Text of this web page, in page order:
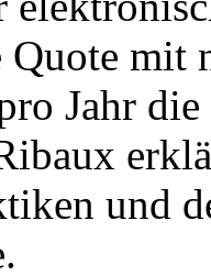
Quote mit
Jahr
und